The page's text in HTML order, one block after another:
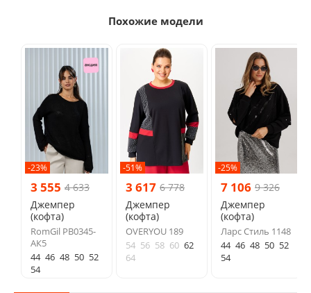
Похожие модели
-23%
3 555 4 633
Джемпер
(кофта)
RomGil РВ0345-
АК5
44 46 48 50 52
54
-51%
3 617 6 778
Джемпер
(кофта)
OVERYOU 189
54 56 58 60 62
64
-25%
7 106 9 326
Джемпер
(кофта)
Ларс Стиль 1148
44 46 48 50 52
54